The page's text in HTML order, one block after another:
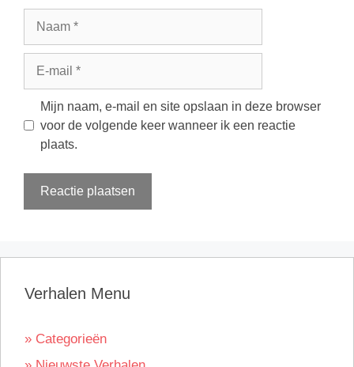
Mijn naam, e-mail en site opslaan in deze browser
voor de volgende keer wanneer ik een reactie
plaats.
Verhalen Menu
» Categorieën